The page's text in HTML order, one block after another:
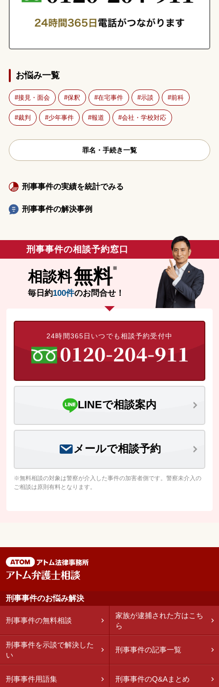
お悩み一覧
接見・面会 保釈 在宅事件 示談 前科
裁判 少年事件 報道 会社・学校対応
罪名・手続き一覧
刑事事件の実績を統計でみる
刑事事件の解決事例
刑事事件の相談予約窓口
相談料無料
毎日約100件のお問合せ！
24時間365日いつでも相談予約受付中
LINEで相談案内
メールで相談予約
※無料相談の対象は警察が介入した事件の加害者側です。警察未介入の
ご相談は原則有料となります。
刑事事件のお悩み解決
刑事事件の無料相談
家族が逮捕された方はこち
ら
刑事事件を示談で解決した
い
刑事事件の記事一覧
刑事事件用語集 刑事事件のQ&Aまとめ